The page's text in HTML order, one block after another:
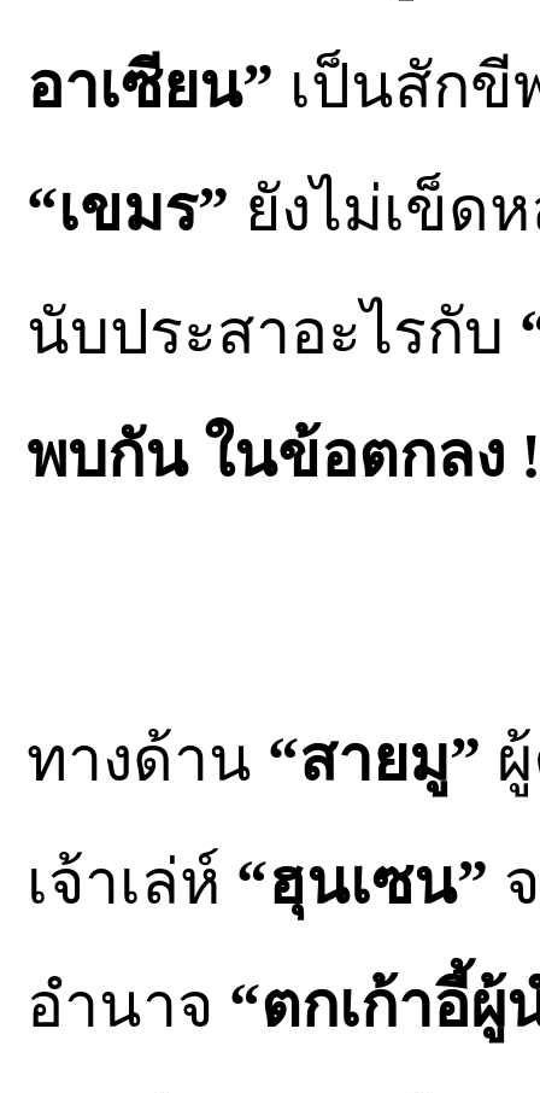
อาเซียน” เป็นสัก
“เขมร” ยังไม่เข็ด
นับประสาอะไรกับ
พบกัน ในข้อตกลง
ทางด้าน “สายมู”
เจ้าเล่ห์ “ฮุนเซน”
อำนาจ “ตกเก้าอี้